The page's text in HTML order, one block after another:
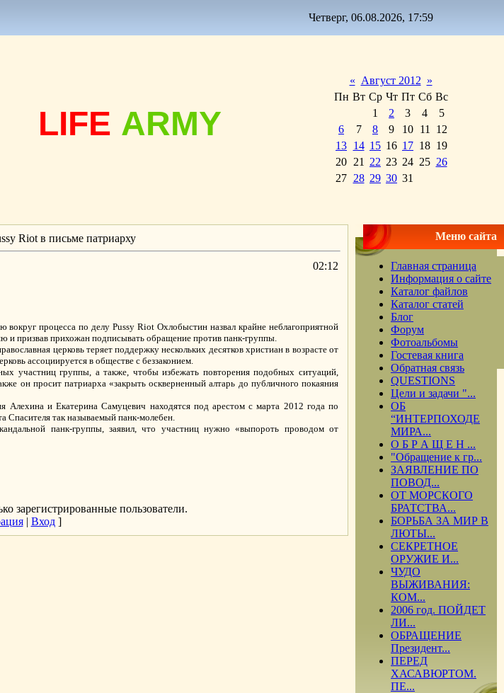
Четверг, 06.08.2026, 17:59
LIFE ARMY
« Август 2012 »
Пн Вт Ср Чт Пт Сб Вс
1
2 3 4
5
6
7 8 9 10 11
12
13 14 15 16 17 18 19
20 21 22 23 24 25 26
27 28 29 30 31
Riot в письме патриарху
02:12
процесса по делу Pussy Riot Охлобыстин назвал крайне неблагоприятной
призвав прихожан подписывать обращение против панк-группы.
церковь теряет поддержку нескольких десятков христиан в возрасте от
ассоциируется в обществе с беззаконием.
участниц группы, а также, чтобы избежать повторения подобных ситуаций,
он просит патриарха «закрыть оскверненный алтарь до публичного покаяния
и Екатерина Самуцевич находятся под арестом с марта 2012 года по
Спасителя так называемый панк-молебен.
панк-группы, заявил, что участниц нужно «выпороть проводом от
зарегистрированные пользователи.
| Вход]
Меню сайта
Главная страница
Информация о сайте
Каталог файлов
Каталог статей
Блог
Форум
Фотоальбомы
Гостевая книга
Обратная связь
QUESTIONS
Цели и задачи "...
ОБ
“ИНТЕРПОХОДЕ
МИРА...
О Б Р А Щ Е Н ...
"Обращение к гр...
ЗАЯВЛЕНИЕ ПО
ПОВОД...
ОТ МОРСКОГО
БРАТСТВА...
БОРЬБА ЗА МИР В
ЛЮТЫ...
СЕКРЕТНОЕ
ОРУЖИЕ И...
ЧУДО
ВЫЖИВАНИЯ:
КОМ...
2006 год. ПОЙДЕТ
ЛИ...
ОБРАЩЕНИЕ
Президент...
ПЕРЕД
ХАСАВЮРТОМ.
ПЕ...